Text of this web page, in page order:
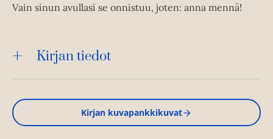
Vain sinun avullasi se onnistuu, joten: anna mennä!
Kirjan tiedot
Kirjan kuvapankkikuvat